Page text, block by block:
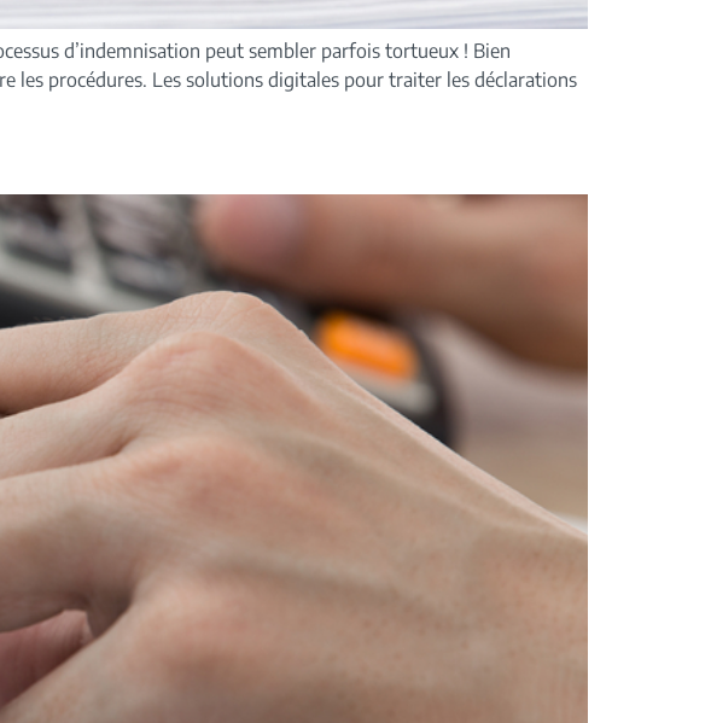
d’indemnisation peut sembler parfois tortueux ! Bien
les procédures. Les solutions digitales pour traiter les déclarations